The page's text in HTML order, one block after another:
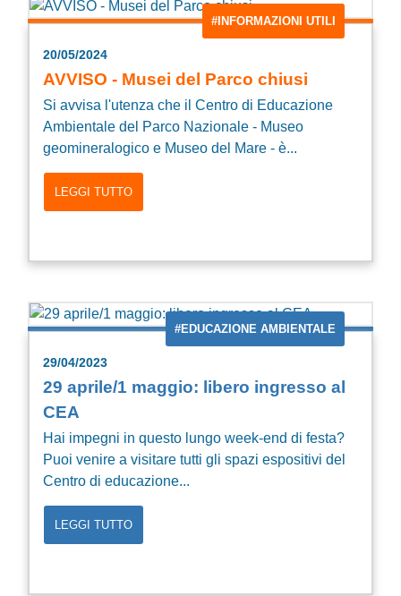
#INFORMAZIONI UTILI
20/05/2024
AVVISO - Musei del Parco chiusi
Si avvisa l'utenza che il Centro di Educazione
Ambientale del Parco Nazionale - Museo
geomineralogico e Museo del Mare - è...
LEGGI TUTTO
#EDUCAZIONE AMBIENTALE
29/04/2023
29 aprile/1 maggio: libero ingresso al
CEA
Hai impegni in questo lungo week-end di festa?
Puoi venire a visitare tutti gli spazi espositivi del
Centro di educazione...
LEGGI TUTTO